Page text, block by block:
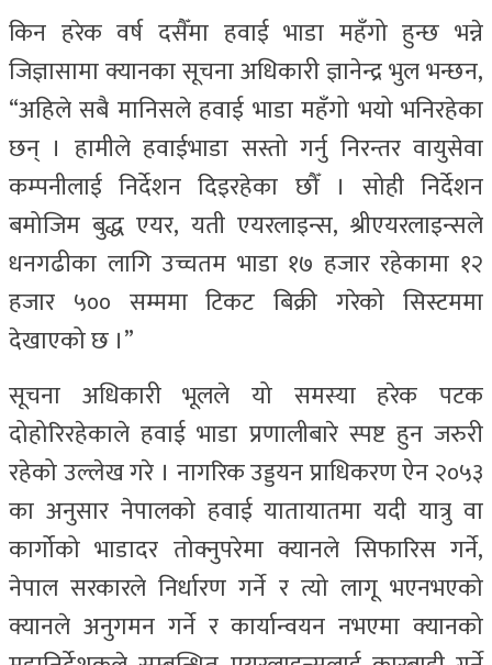
किन हरेक वर्ष दसैँमा हवाई भाडा महँगो हुन्छ भन्ने
जिज्ञासामा क्यानका सूचना अधिकारी ज्ञानेन्द्र भुल भन्छन,
“अहिले सबै मानिसले हवाई भाडा महँगो भयो भनिरहेका
छन् । हामीले हवाईभाडा सस्तो गर्नु निरन्तर वायुसेवा
कम्पनीलाई निर्देशन दिइरहेका छौँ । सोही निर्देशन
बमोजिम बुद्ध एयर, यती एयरलाइन्स, श्रीएयरलाइन्सले
धनगढीका लागि उच्चतम भाडा १७ हजार रहेकामा १२
हजार ५०० सम्ममा टिकट बिक्री गरेको सिस्टममा
देखाएको छ ।”
सूचना अधिकारी भूलले यो समस्या हरेक पटक
दोहोरिरहेकाले हवाई भाडा प्रणालीबारे स्पष्ट हुन जरुरी
रहेको उल्लेख गरे । नागरिक उड्डयन प्राधिकरण ऐन २०५३
का अनुसार नेपालको हवाई यातायातमा यदी यात्रु वा
कार्गोको भाडादर तोक्नुपरेमा क्यानले सिफारिस गर्ने,
नेपाल सरकारले निर्धारण गर्ने र त्यो लागू भएनभएको
क्यानले अनुगमन गर्ने र कार्यान्वयन नभएमा क्यानको